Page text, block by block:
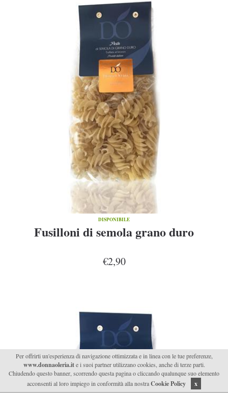
DISPONIBILE
Fusilloni di semola grano duro
€2,90
Per offrirti un'esperienza di navigazione ottimizzata e in linea con le tue preferenze,
www.donnaoleria.ite i suoi partner utilizzano cookies, anche di terze parti.
Chiudendo questo banner, scorrendo questa pagina o cliccando qualunque suo elemento
acconsenti al loro impiego in conformità alla nostraCookie Policy